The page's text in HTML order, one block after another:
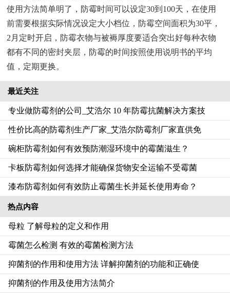
使用方法简单明了，防霉时间可以设定30到100天，在使用
前需要根据实际情况设定大小档位，防霉空间面积为30平，
2月定时开启，防霉衣物与被褥厚度要适合突出好每种衣物
都有不同的密封夹层，防霉的时间按照使用说明书的平均
值，定期更换。
最近关注
专业做防霉剂的公司_艾浩尔 10 年防霉抗菌解决方案技
性价比高的防霉剂生产厂家_艾浩尔防霉剂厂家直供免
碗柜防霉剂如何有效预防潮湿环境中的霉菌滋生？
卡板防霉剂如何选择才能确保货物安全运输不受霉菌
漆布防霉剂如何有效防止霉菌生长并延长使用寿命？
热点内容
母粒 了解母粒的定义和作用
霉菌怎么检测 有效的霉菌检测方法
抑菌剂的作用和使用方法 详解抑菌剂的功能和正确使
抑菌剂的作用及使用方法简介